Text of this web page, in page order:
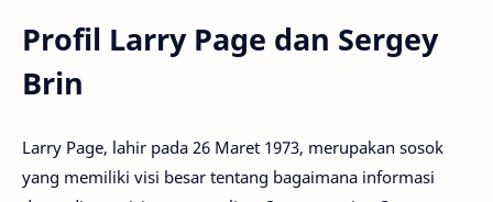
Profil Larry Page dan Sergey
Brin
Larry Page, lahir pada 26 Maret 1973, merupakan sosok
yang memiliki visi besar tentang bagaimana informasi